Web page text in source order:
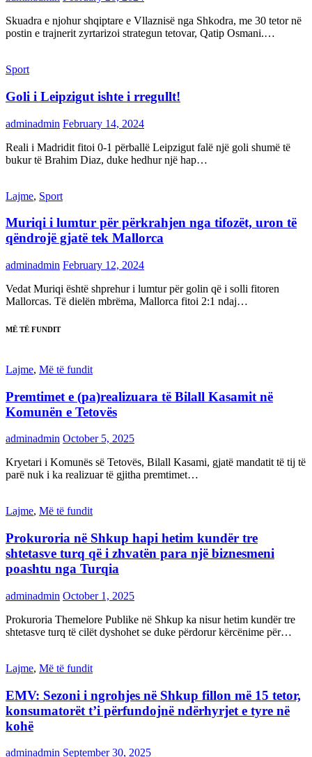
Skuadra e njohur shqiptare e Vllaznisë nga Shkodra, me 30 tetor në
postin e trajnerit zyrtarizoi strategun tetovar, Qatip Osmani.…
Sport
Goli i Leipzigut ishte i rregullt!
adminadmin February 14, 2024
Reali i Madridit fitoi 0-1 përballë Leipzigut falë një goli shumë të
bukur të Brahim Diaz, duke hedhur një hap…
Lajme, Sport
Muriqi i lumtur për përkrahjen nga tifozët, uron të
qëndrojë gjatë tek Mallorca
adminadmin February 12, 2024
Vedat Muriqi është shprehur i lumtur për golin që i solli fitoren
Mallorcas. Të dielën mbrëma, Mallorca fitoi 2:1 ndaj…
MË TË FUNDIT
Lajme, Më të fundit
Premtimet e (pa)realizuara të Bilall Kasamit në
Komunën e Tetovës
adminadmin October 5, 2025
Kryetari i Komunës së Tetovës, Bilall Kasami, gjatë mandatit të tij të
parë nuk i ka realizuar të gjitha premtimet…
Lajme, Më të fundit
Prokuroria në Shkup hapi hetim kundër tre
shtetasve turq që i zhvatën para një biznesmeni
poashtu nga Turqia
adminadmin October 1, 2025
Prokuroria Themelore Publike në Shkup ka nisur hetim kundër tre
shtetasve turq të cilët dyshohet se duke përdorur kërcënime për…
Lajme, Më të fundit
EMV: Sezoni i ngrohjes në Shkup fillon më 15 tetor,
konsumatorët t’i përfundojnë ndërhyrjet e tyre në
kohë
adminadmin September 30, 2025